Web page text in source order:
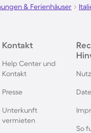
in
in
& Ferienhäuser
Kontakt
Help Center und
Kontakt
Presse
Unterkunft
vermieten
So